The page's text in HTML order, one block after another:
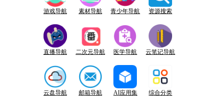
游戏导航 素材导航 青少年导航 资源搜索
直播导航 二次元导航 医学导航 云笔记导航
云盘导航 邮箱导航 AI应用集 综合分类